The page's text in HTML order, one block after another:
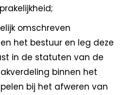
omschreven
het bestuur en leg deze
in de statuten van de
binnen het
bij het afweren van